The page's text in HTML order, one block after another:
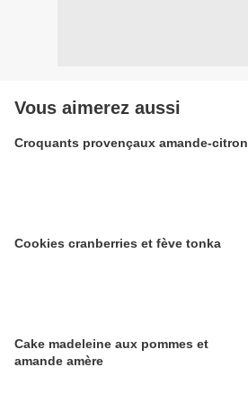
Vous aimerez aussi
Croquants provençaux amande-citron
Cookies cranberries et fève tonka
Cake madeleine aux pommes et
amande amère